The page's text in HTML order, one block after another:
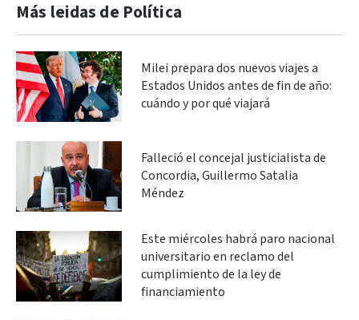
Más leidas de Política
Milei prepara dos nuevos viajes a
Estados Unidos antes de fin de año:
cuándo y por qué viajará
Falleció el concejal justicialista de
Concordia, Guillermo Satalia
Méndez
Este miércoles habrá paro nacional
universitario en reclamo del
cumplimiento de la ley de
financiamiento